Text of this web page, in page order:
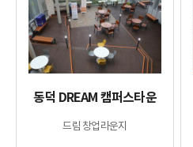
동덕 DREAM 캠퍼스타운
드림 창업라운지